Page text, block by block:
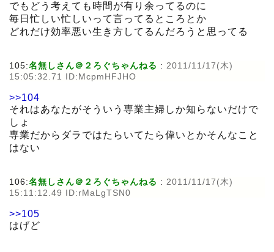
でもどう考えても時間が有り余ってるのに
毎日忙しい忙しいって言ってるところとか
どれだけ効率悪い生き方してるんだろうと思ってる
105:名無しさん＠２ろぐちゃんねる : 2011/11/17(木)
15:05:32.71 ID:McpmHFJHO
>>104
それはあなたがそういう専業主婦しか知らないだけで
しょ
専業だからダラではたらいてたら偉いとかそんなこと
はない
106:名無しさん＠２ろぐちゃんねる : 2011/11/17(木)
15:11:12.49 ID:rMaLgTSN0
>>105
はげど